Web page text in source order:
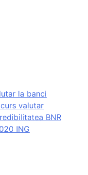
la banci
valutar
BNR
ING